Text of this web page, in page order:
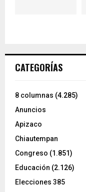
CATEGORÍAS
8 columnas (4.285)
Anuncios
Apizaco
Chiautempan
Congreso (1.851)
Educación (2.126)
Elecciones 385